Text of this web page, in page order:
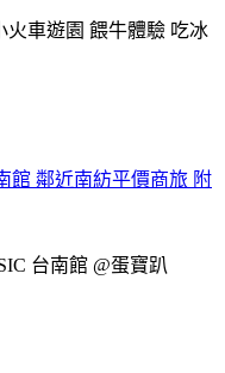
館 鄰近南紡平價商旅 附